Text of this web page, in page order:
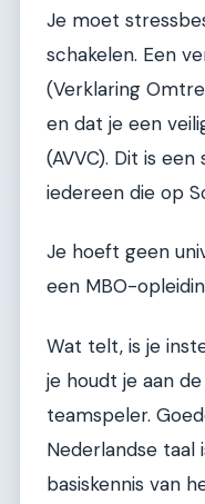
Je moet
schakelen. Een
(Verklaring
en dat je een
(AVVC). Dit is
iedereen die op
Je hoeft geen
een MBO-
Wat telt, is je
je houdt je aan
teamspeler.
Nederlandse taal
basiskennis van